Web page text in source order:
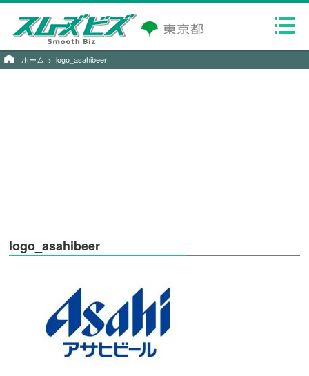
ホーム logo_asahibeer
logo_asahibeer